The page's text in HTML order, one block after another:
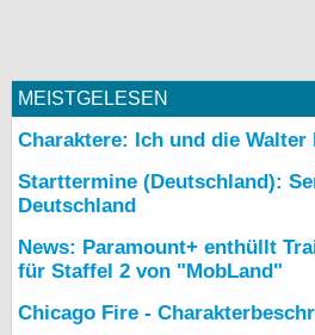
MEISTGELESEN
Charaktere: Ich und die Walter
Starttermine (Deutschland):
Deutschland
News: Paramount+ enthüllt
für Staffel 2 von "MobLand"
Chicago Fire -